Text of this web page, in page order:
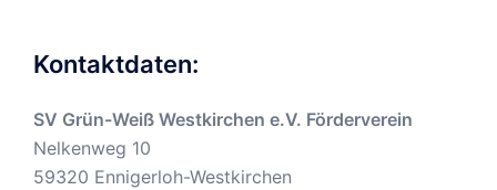
Kontaktdaten:
SV Grün-Weiß Westkirchen e.V. Förderverein
Nelkenweg 10
59320 Ennigerloh-Westkirchen